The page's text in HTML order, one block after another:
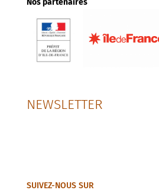
Nos partenaires
NEWSLETTER
SUIVEZ-NOUS SUR